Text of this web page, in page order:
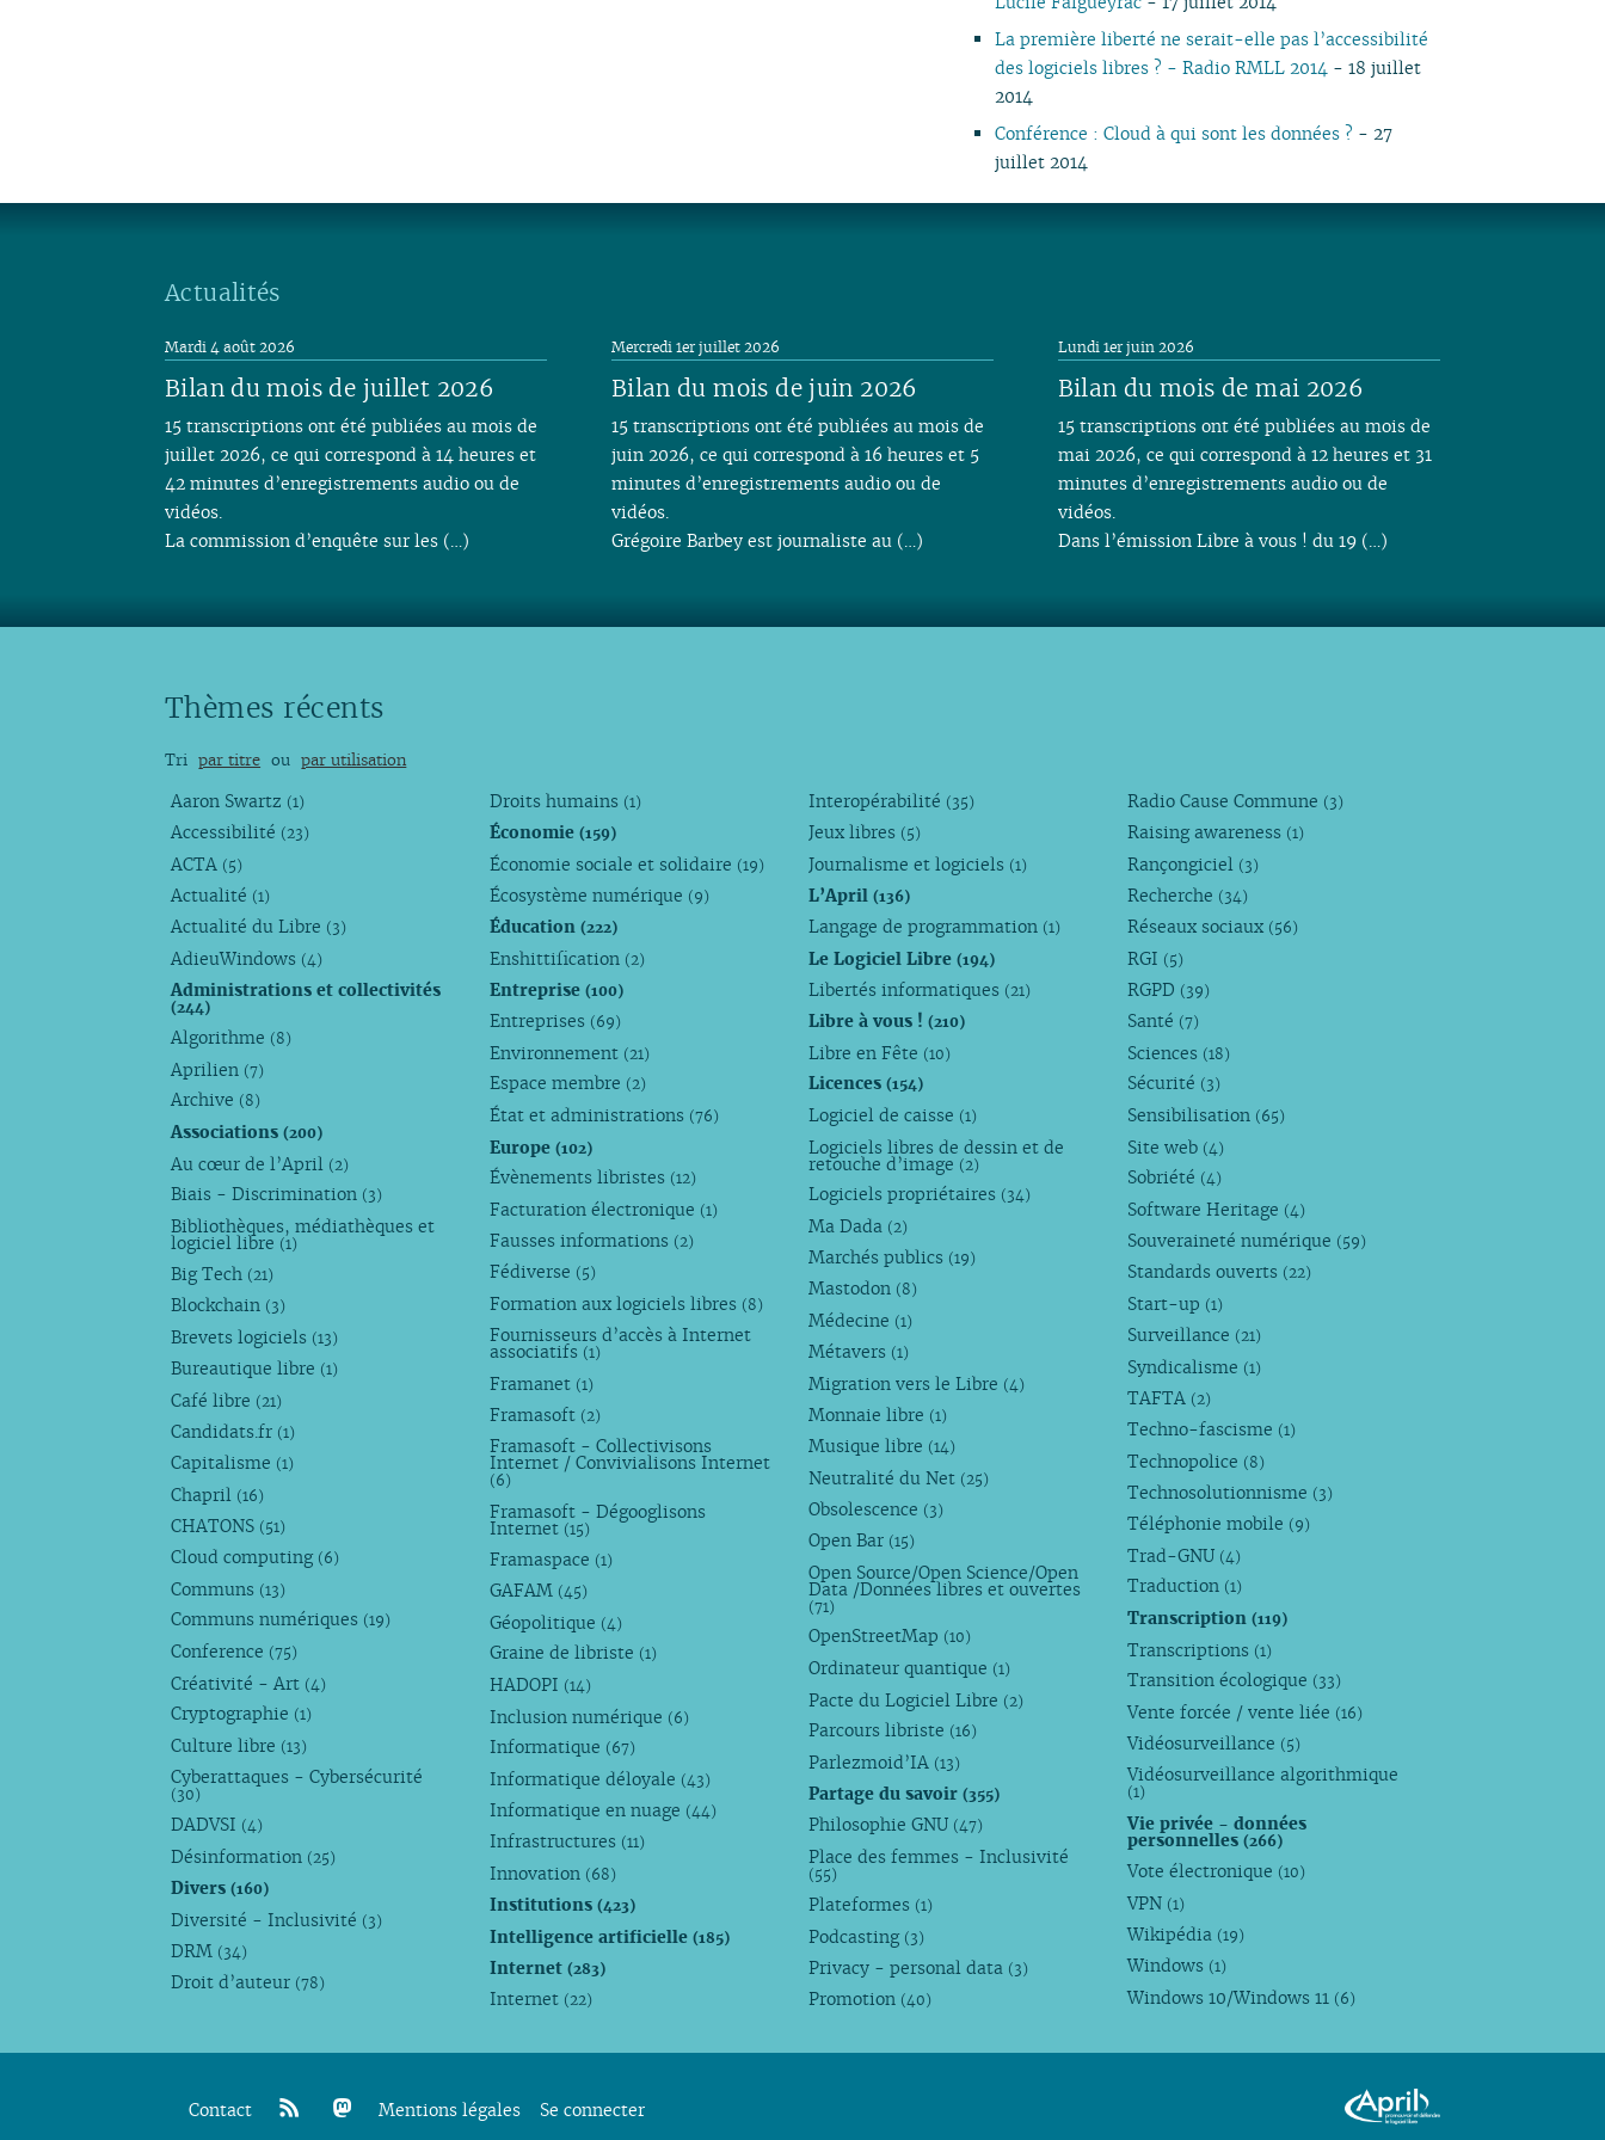
02
02
01
04
01
La première liberté ne serait-elle pas l’accessibilité
des logiciels libres ? - Radio RMLL 2014 - 18 juillet
2014
Conférence : Cloud à qui sont les données ? - 27
juillet 2014
Actualités
Bilan du mois de juillet 2026
Mardi 4 août 2026
15 transcriptions ont été publiées au mois de
juillet 2026, ce qui correspond à 14 heures et
42 minutes d’enregistrements audio ou de
vidéos.
La commission d’enquête sur les (…)
Bilan du mois de juin 2026
Mercredi 1er juillet 2026
15 transcriptions ont été publiées au mois de
juin 2026, ce qui correspond à 16 heures et 5
minutes d’enregistrements audio ou de
vidéos.
Grégoire Barbey est journaliste au (…)
Bilan du mois de mai 2026
Lundi 1er juin 2026
15 transcriptions ont été publiées au mois de
mai 2026, ce qui correspond à 12 heures et 31
minutes d’enregistrements audio ou de
vidéos.
Dans l’émission Libre à vous ! du 19 (…)
Thèmes récents
Tri par titre ou par utilisation
Aaron Swartz (1)
Accessibilité (23)
ACTA (5)
Actualité (1)
Actualité du Libre (3)
AdieuWindows (4)
Administrations et collectivités
(244)
Algorithme (8)
Aprilien (7)
Archive (8)
Associations(200)
Au cœur de l’April (2)
Biais - Discrimination (3)
Bibliothèques, médiathèques et
logiciel libre (1)
Big Tech (21)
Blockchain (3)
Brevets logiciels (13)
Bureautique libre (1)
Café libre (21)
Candidats.fr (1)
Capitalisme (1)
Chapril (16)
CHATONS (51)
Cloud computing (6)
Communs (13)
Communs numériques (19)
Conference (75)
Créativité - Art (4)
Cryptographie (1)
Culture libre (13)
Cyberattaques - Cybersécurité
(30)
DADVSI (4)
Désinformation (25)
Divers(160)
Diversité - Inclusivité (3)
DRM (34)
Droit d’auteur (78)
Droits humains (1)
Économie(159)
Économie sociale et solidaire (19)
Écosystème numérique (9)
Éducation(222)
Enshittification (2)
Entreprise(100)
Entreprises (69)
Environnement (21)
Espace membre (2)
État et administrations (76)
Europe(102)
Évènements libristes (12)
Facturation électronique (1)
Fausses informations (2)
Fédiverse (5)
Formation aux logiciels libres (8)
Fournisseurs d’accès à Internet
associatifs (1)
Framanet (1)
Framasoft (2)
Framasoft - Collectivisons
Internet / Convivialisons Internet
(6)
Framasoft - Dégooglisons
Internet (15)
Framaspace (1)
GAFAM (45)
Géopolitique (4)
Graine de libriste (1)
HADOPI (14)
Inclusion numérique (6)
Informatique (67)
Informatique déloyale (43)
Informatique en nuage (44)
Infrastructures (11)
Innovation (68)
Institutions(423)
Intelligence artificielle(185)
Internet(283)
Internet (22)
Interopérabilité (35)
Jeux libres (5)
Journalisme et logiciels (1)
L’April(136)
Langage de programmation (1)
Le Logiciel Libre(194)
Libertés informatiques (21)
Libre à vous !(210)
Libre en Fête (10)
Licences(154)
Logiciel de caisse (1)
Logiciels libres de dessin et de
retouche d’image (2)
Logiciels propriétaires (34)
Ma Dada (2)
Marchés publics (19)
Mastodon (8)
Médecine (1)
Métavers (1)
Migration vers le Libre (4)
Monnaie libre (1)
Musique libre (14)
Neutralité du Net (25)
Obsolescence (3)
Open Bar (15)
Open Source/Open Science/Open
Data /Données libres et ouvertes
(71)
OpenStreetMap (10)
Ordinateur quantique (1)
Pacte du Logiciel Libre (2)
Parcours libriste (16)
Parlezmoid’IA (13)
Partage du savoir(355)
Philosophie GNU (47)
Place des femmes - Inclusivité
(55)
Plateformes (1)
Podcasting (3)
Privacy - personal data (3)
Promotion (40)
Radio Cause Commune (3)
Raising awareness (1)
Rançongiciel (3)
Recherche (34)
Réseaux sociaux (56)
RGI (5)
RGPD (39)
Santé (7)
Sciences (18)
Sécurité (3)
Sensibilisation (65)
Site web (4)
Sobriété (4)
Software Heritage (4)
Souveraineté numérique (59)
Standards ouverts (22)
Start-up (1)
Surveillance (21)
Syndicalisme (1)
TAFTA (2)
Techno-fascisme (1)
Technopolice (8)
Technosolutionnisme (3)
Téléphonie mobile (9)
Trad-GNU (4)
Traduction (1)
Transcription(119)
Transcriptions (1)
Transition écologique (33)
Vente forcée / vente liée (16)
Vidéosurveillance (5)
Vidéosurveillance algorithmique
(1)
Vie privée - données
personnelles(266)
Vote électronique (10)
VPN (1)
Wikipédia (19)
Windows (1)
Windows 10/Windows 11 (6)
Contact Mentions légales Se connecter